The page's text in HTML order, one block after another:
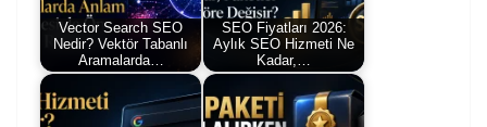
Vector Search SEO
Nedir? Vektör Tabanlı
Aramalarda…
SEO Fiyatları 2026:
Aylık SEO Hizmeti Ne
Kadar,…